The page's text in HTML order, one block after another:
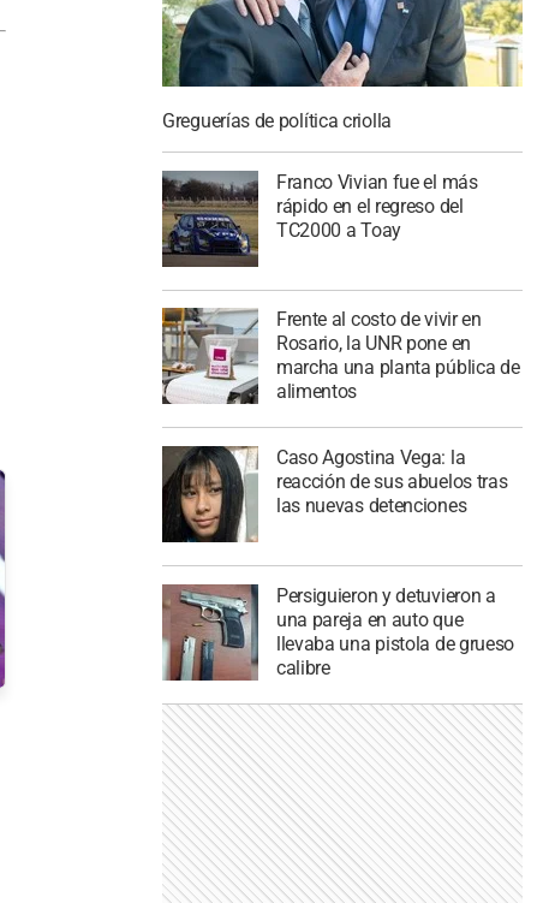
Greguerías de política criolla
Franco Vivian fue el más
rápido en el regreso del
TC2000 a Toay
Frente al costo de vivir en
Rosario, la UNR pone en
marcha una planta pública de
alimentos
Caso Agostina Vega: la
reacción de sus abuelos tras
las nuevas detenciones
Persiguieron y detuvieron a
una pareja en auto que
llevaba una pistola de grueso
calibre